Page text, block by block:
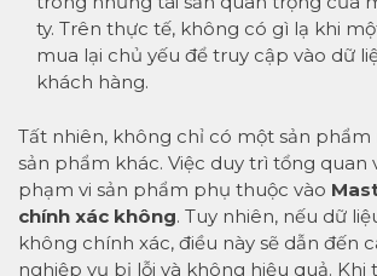
ty. Trên thực tế, không có gì lạ khi
mua lại chủ yếu để truy cập vào dữ
khách hàng.
Tất nhiên, không chỉ có một sản phẩm
sản phẩm khác. Việc duy trì tổng quan
phạm vi sản phẩm phụ thuộc vào
chính xác không. Tuy nhiên, nếu dữ
không chính xác, điều này sẽ dẫn đến
nghiệp vụ bị lỗi và không hiệu quả. Khi